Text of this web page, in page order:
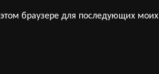
браузере для последующих моих